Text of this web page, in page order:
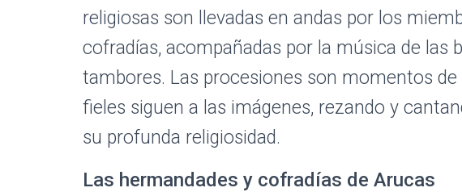
religiosas son llevadas en andas por los
cofradías, acompañadas por la música de las
tambores. Las procesiones son momentos
fieles siguen a las imágenes, rezando y
su profunda religiosidad.
Las hermandades y cofradías de Arucas